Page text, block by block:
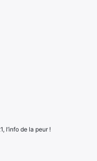
l’info de la peur !